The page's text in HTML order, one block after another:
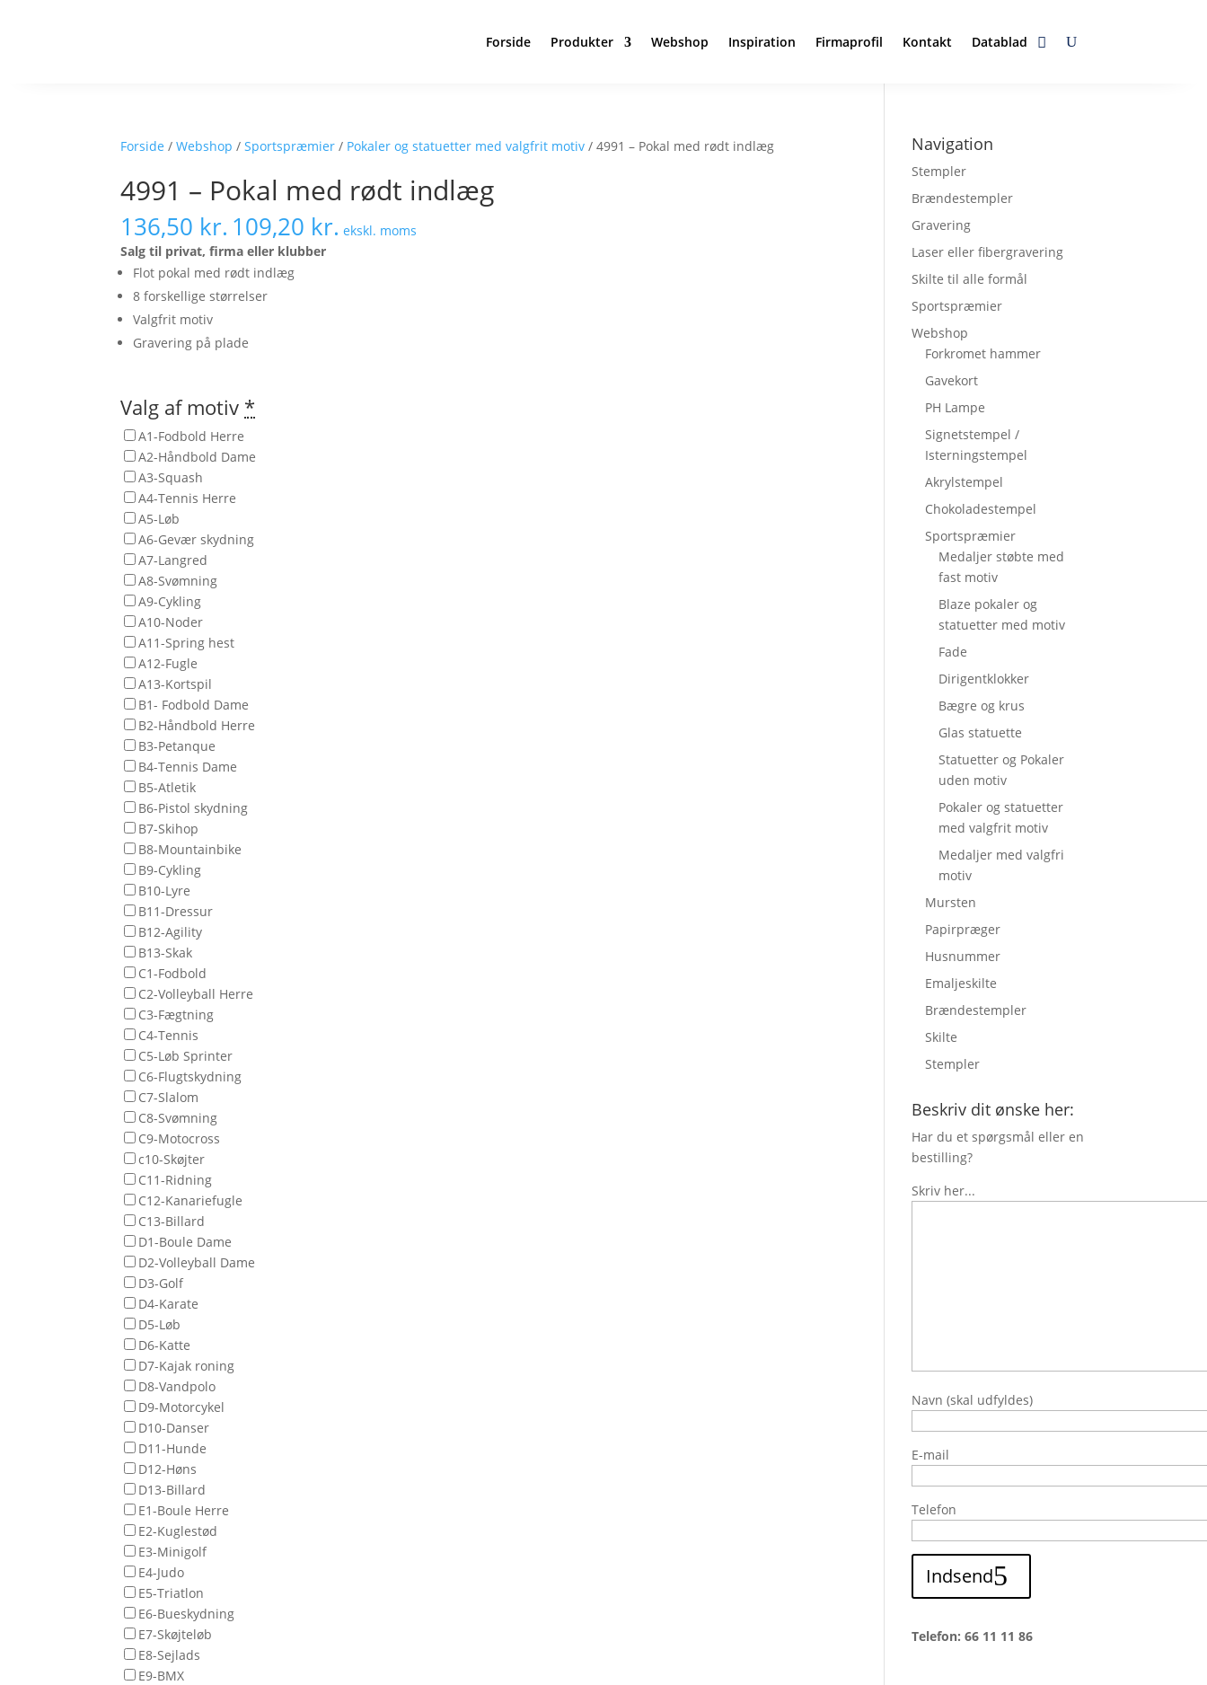
Forside Produkter Webshop Inspiration Firmaprofil Kontakt Datablad
Forside /Webshop /Sportspræmier / Pokaler og statuetter med valgfrit motiv / 4991 – Pokal med rødt indlæg
4991 – Pokal med rødt indlæg
136,50 kr. 109,20 kr. ekskl. moms
Salg til privat, firma eller klubber
Flot pokal med rødt indlæg
8 forskellige størrelser
Valgfrit motiv
Gravering på plade
Valg af motiv *
A1-Fodbold Herre
A2-Håndbold Dame
A3-Squash
A4-Tennis Herre
A5-Løb
A6-Gevær skydning
A7-Langred
A8-Svømning
A9-Cykling
A10-Noder
A11-Spring hest
A12-Fugle
A13-Kortspil
B1- Fodbold Dame
B2-Håndbold Herre
B3-Petanque
B4-Tennis Dame
B5-Atletik
B6-Pistol skydning
B7-Skihop
B8-Mountainbike
B9-Cykling
B10-Lyre
B11-Dressur
B12-Agility
B13-Skak
C1-Fodbold
C2-Volleyball Herre
C3-Fægtning
C4-Tennis
C5-Løb Sprinter
C6-Flugtskydning
C7-Slalom
C8-Svømning
C9-Motocross
c10-Skøjter
C11-Ridning
C12-Kanariefugle
C13-Billard
D1-Boule Dame
D2-Volleyball Dame
D3-Golf
D4-Karate
D5-Løb
D6-Katte
D7-Kajak roning
D8-Vandpolo
D9-Motorcykel
D10-Danser
D11-Hunde
D12-Høns
D13-Billard
E1-Boule Herre
E2-Kuglestød
E3-Minigolf
E4-Judo
E5-Triatlon
E6-Bueskydning
E7-Skøjteløb
E8-Sejlads
E9-BMX
Navigation
Stempler
Brændestempler
Gravering
Laser eller fibergravering
Skilte til alle formål
Sportspræmier
Webshop
Forkromet hammer
Gavekort
PH Lampe
Signetstempel /
Isterningstempel
Akrylstempel
Chokoladestempel
Sportspræmier
Medaljer støbte med
fast motiv
Blaze pokaler og
statuetter med motiv
Fade
Dirigentklokker
Bægre og krus
Glas statuette
Statuetter og Pokaler
uden motiv
Pokaler og statuetter
med valgfrit motiv
Medaljer med valgfri
motiv
Mursten
Papirpræger
Husnummer
Emaljeskilte
Brændestempler
Skilte
Stempler
Beskriv dit ønske her:
Har du et spørgsmål eller en
bestilling?
Skriv her...
Navn (skal udfyldes)
E-mail
Telefon
Indsend
Telefon: 66 11 11 86